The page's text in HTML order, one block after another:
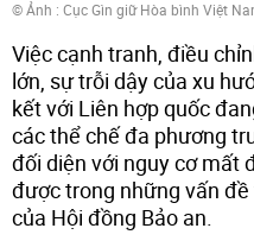
© Ảnh : Cục Gìn giữ Hòa bình Việt
Việc cạnh tranh, điều
lớn, sự trỗi dậy của xu
kết với Liên hợp quốc
các thể chế đa phương
đối diện với nguy cơ mất
được trong những vấn
của Hội đồng Bảo an.